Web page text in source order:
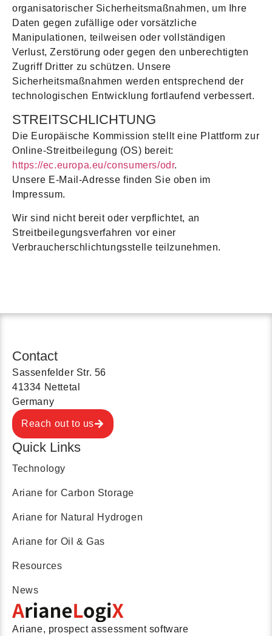
organisatorischer Sicherheitsmaßnahmen, um Ihre
Daten gegen zufällige oder vorsätzliche
Manipulationen, teilweisen oder vollständigen
Verlust, Zerstörung oder gegen den unberechtigten
Zugriff Dritter zu schützen. Unsere
Sicherheitsmaßnahmen werden entsprechend der
technologischen Entwicklung fortlaufend verbessert.
STREITSCHLICHTUNG
Die Europäische Kommission stellt eine Plattform zur
Online-Streitbeilegung (OS) bereit:
https://ec.europa.eu/consumers/odr.
Unsere E-Mail-Adresse finden Sie oben im
Impressum.
Wir sind nicht bereit oder verpflichtet, an
Streitbeilegungsverfahren vor einer
Verbraucherschlichtungsstelle teilzunehmen.
Contact
Sassenfelder Str. 56
41334 Nettetal
Germany
Reach out to us
Quick Links
Technology
Ariane for Carbon Storage
Ariane for Natural Hydrogen
Ariane for Oil & Gas
Resources
News
Ariane, prospect assessment software